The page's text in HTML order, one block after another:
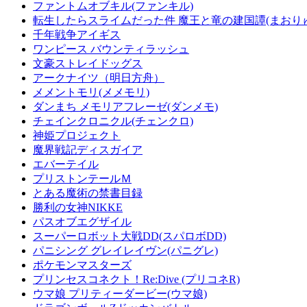
ファントムオブキル(ファンキル)
転生したらスライムだった件 魔王と竜の建国譚(まおり
千年戦争アイギス
ワンピース バウンティラッシュ
文豪ストレイドッグス
アークナイツ（明日方舟）
メメントモリ(メメモリ)
ダンまち メモリアフレーゼ(ダンメモ)
チェインクロニクル(チェンクロ)
神姫プロジェクト
魔界戦記ディスガイア
エバーテイル
プリストンテールＭ
とある魔術の禁書目録
勝利の女神NIKKE
パスオブエグザイル
スーパーロボット大戦DD(スパロボDD)
パニシング グレイレイヴン(パニグレ)
ポケモンマスターズ
プリンセスコネクト！Re:Dive (プリコネR)
ウマ娘 プリティーダービー(ウマ娘)